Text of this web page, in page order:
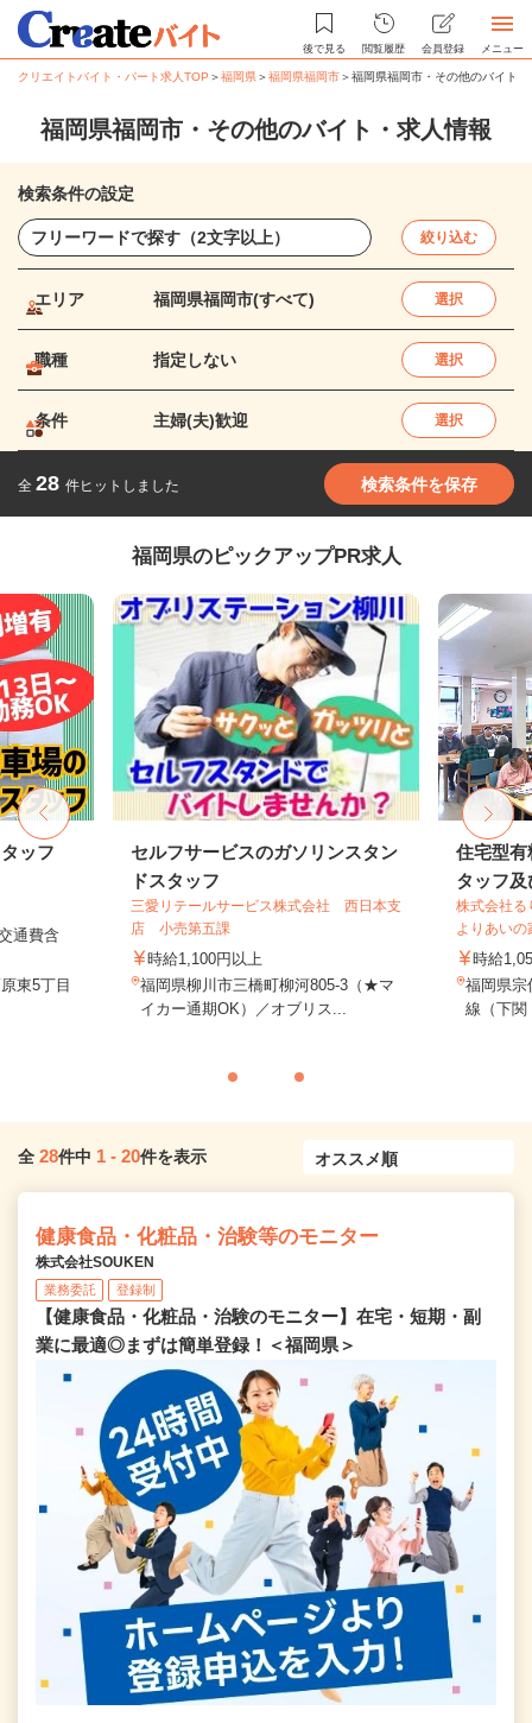
後で見る 閲覧履歴 会員登録 メニュー
クリエイトバイト・パート求人TOP ＞福岡県＞福岡県福岡市＞福岡県福岡市・その他のバイト
福岡県福岡市・その他のバイト・求人情報
検索条件の設定
絞り込む
エリア 福岡県福岡市(すべて) 選択
職種 指定しない 選択
条件 主婦(夫)歓迎 選択
全 28 件ヒットしました 検索条件を保存
福岡県のピックアップPR求人
ッフ
通費含
東5丁目
セルフサービスのガソリンスタン
ドスタッフ
三愛リテールサービス株式会社 西日本支
店 小売第五課
時給1,100円以上
福岡県柳川市三橋町柳河805-3（★マ
イカー通期OK）／オブリス...
住宅型有
タッフ
株式会社
よりあいの
時給
福岡県宗
線（下関
全 28件中 1 - 20件を表示
健康食品・化粧品・治験等のモニター
株式会社SOUKEN
業務委託 登録制
【健康食品・化粧品・治験のモニター】在宅・短期・副
業に最適◎まずは簡単登録！＜福岡県＞